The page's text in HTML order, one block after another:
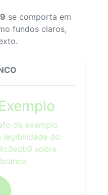
se comporta em
fundos claros,
de exemplo
legibilidade do
sobre